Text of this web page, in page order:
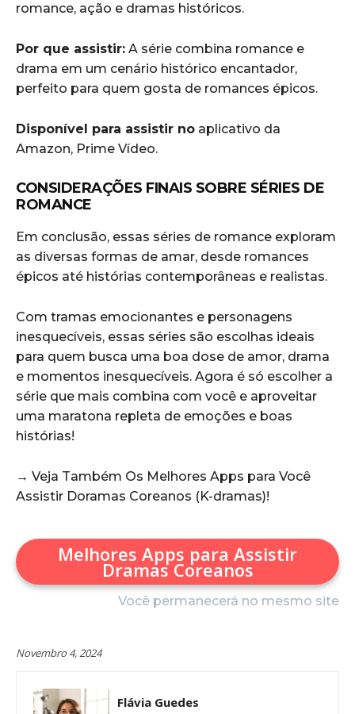
romance, ação e dramas históricos.
Por que assistir: A série combina romance e
drama em um cenário histórico encantador,
perfeito para quem gosta de romances épicos.
Disponível para assistir no aplicativo da
Amazon, Prime Vídeo.
CONSIDERAÇÕES FINAIS SOBRE SÉRIES DE
ROMANCE
Em conclusão, essas séries de romance exploram
as diversas formas de amar, desde romances
épicos até histórias contemporâneas e realistas.
Com tramas emocionantes e personagens
inesquecíveis, essas séries são escolhas ideais
para quem busca uma boa dose de amor, drama
e momentos inesquecíveis. Agora é só escolher a
série que mais combina com você e aproveitar
uma maratona repleta de emoções e boas
histórias!
→ Veja Também Os Melhores Apps para Você
Assistir Doramas Coreanos (K-dramas)!
Melhores Apps para Assistir
Dramas Coreanos
Você permanecerá no mesmo site
Novembro 4, 2024
Flávia Guedes